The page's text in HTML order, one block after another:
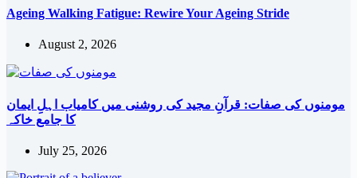
Ageing Walking Fatigue: Rewire Your Ageing Stride
August 2, 2026
مومنوں کی صفات: قرآنِ مجید کی روشنی میں کامیاب اہلِ ایمان
کا جامع خاکہ
July 25, 2026